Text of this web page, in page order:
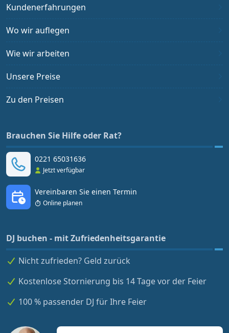
Kundenerfahrungen
Wo wir auflegen
Wie wir arbeiten
Unsere Preise
Zu den Preisen
Brauchen Sie Hilfe oder Rat?
0221 65031636
Jetzt verfügbar
Vereinbaren Sie einen Termin
Online planen
DJ buchen - mit Zufriedenheitsgarantie
Nicht zufrieden? Geld zurück
Kostenlose Stornierung bis 14 Tage vor der Feier
100 % passender DJ für Ihre Feier